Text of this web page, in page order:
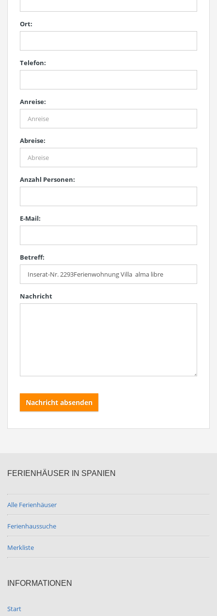
Ort:
Telefon:
Anreise:
Abreise:
Anzahl Personen:
E-Mail:
Betreff:
Nachricht
Nachricht absenden
FERIENHÄUSER IN SPANIEN
Alle Ferienhäuser
Ferienhaussuche
Merkliste
INFORMATIONEN
Start